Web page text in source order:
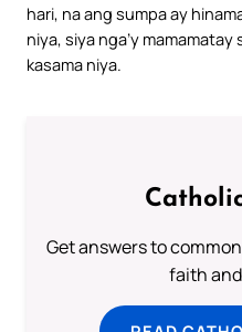
hari, na ang sumpa ay
niya, siya nga’y
kasama niya.
Get answers to
faith